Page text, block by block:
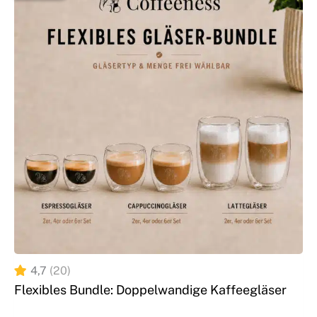
Materialschonung
empfindliche
Oberflächen (z. B.
Edelstahl, Dichtungen)
empfindlichen
Materialien
verursachen
Teilweise nur
für
geeignet
Zusatzfunktionen
Schützt
Maschinenkomponenten
& verlängert die
Lebensdauer
Keine oder
weniger
Herkunft oft
4,7 (20)
Flexibles Bundle: Doppelwandige Kaffeegläser